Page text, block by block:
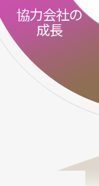
協力会社の
成長